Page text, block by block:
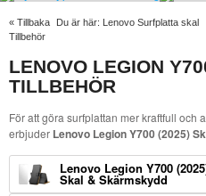
« Tillbaka Du är här: Lenovo Surfplatta skal
Tillbehör
LENOVO LEGION
TILLBEHÖR
För att göra surfplattan mer kraftfull och
erbjuder Lenovo Legion Y700 (2025)
Lenovo Legion Y700
Skal & Skärmskydd